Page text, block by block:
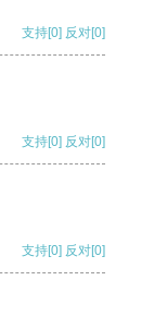
支持[0] 反对[0]
支持[0] 反对[0]
支持[0] 反对[0]